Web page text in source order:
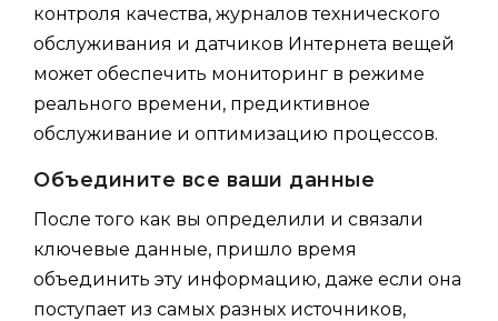
контроля качества, журналов технического
обслуживания и датчиков Интернета вещей
может обеспечить мониторинг в режиме
реального времени, предиктивное
обслуживание и оптимизацию процессов.
Объедините все ваши данные
После того как вы определили и связали
ключевые данные, пришло время
объединить эту информацию, даже если она
поступает из самых разных источников,